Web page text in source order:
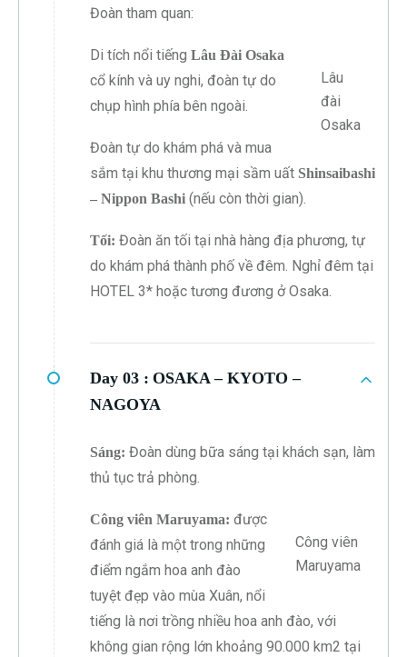
Đoàn tham quan:
Lâu
đài
Osaka
Di tích nổi tiếng Lâu Đài Osaka
cổ kính và uy nghi, đoàn tự do
chụp hình phía bên ngoài.
Đoàn tự do khám phá và mua
sắm tại khu thương mại sầm uất Shinsaibashi
– Nippon Bashi (nếu còn thời gian).
Tối: Đoàn ăn tối tại nhà hàng địa phương, tự
do khám phá thành phố về đêm. Nghỉ đêm tại
HOTEL 3* hoặc tương đương ở Osaka.
Day 03 : OSAKA – KYOTO –
NAGOYA
Sáng: Đoàn dùng bữa sáng tại khách sạn, làm
thủ tục trả phòng.
Công viên
Maruyama
Công viên Maruyama: được
đánh giá là một trong những
điểm ngắm hoa anh đào
tuyệt đẹp vào mùa Xuân, nổi
tiếng là nơi trồng nhiều hoa anh đào, với
không gian rộng lớn khoảng 90.000 km2 tại